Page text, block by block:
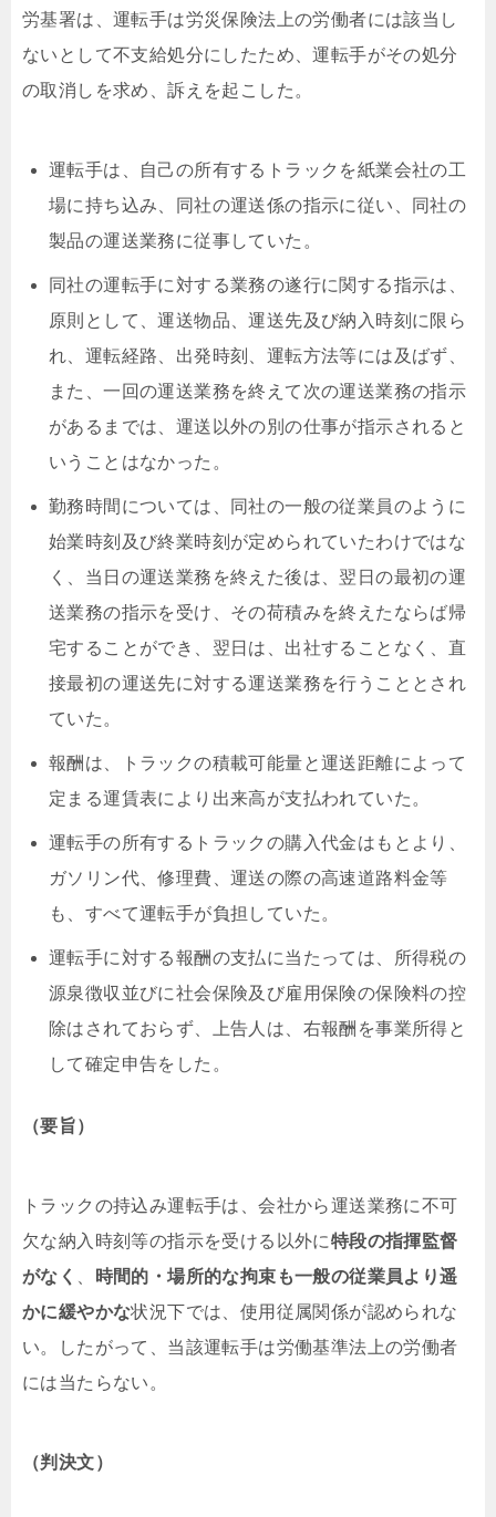
労基署は、運転手は労災保険法上の労働者には該当し
ないとして不支給処分にしたため、運転手がその処分
の取消しを求め、訴えを起こした。
運転手は、自己の所有するトラックを紙業会社の工
場に持ち込み、同社の運送係の指示に従い、同社の
製品の運送業務に従事していた。
同社の運転手に対する業務の遂行に関する指示は、
原則として、運送物品、運送先及び納入時刻に限ら
れ、運転経路、出発時刻、運転方法等には及ばず、
また、一回の運送業務を終えて次の運送業務の指示
があるまでは、運送以外の別の仕事が指示されると
いうことはなかった。
勤務時間については、同社の一般の従業員のように
始業時刻及び終業時刻が定められていたわけではな
く、当日の運送業務を終えた後は、翌日の最初の運
送業務の指示を受け、その荷積みを終えたならば帰
宅することができ、翌日は、出社することなく、直
接最初の運送先に対する運送業務を行うこととされ
ていた。
報酬は、トラックの積載可能量と運送距離によって
定まる運賃表により出来高が支払われていた。
運転手の所有するトラックの購入代金はもとより、
ガソリン代、修理費、運送の際の高速道路料金等
も、すべて運転手が負担していた。
運転手に対する報酬の支払に当たっては、所得税の
源泉徴収並びに社会保険及び雇用保険の保険料の控
除はされておらず、上告人は、右報酬を事業所得と
して確定申告をした。
（要旨）
トラックの持込み運転手は、会社から運送業務に不可
欠な納入時刻等の指示を受ける以外に特段の指揮監督
がなく
時間的・場所的な拘束 も一般の従業員より遥
かに緩やかな状況下では、使用従属関係が認められな
い。したがって、当該運転手は労働基準法上の労働者
には当たらない。
（判決文）